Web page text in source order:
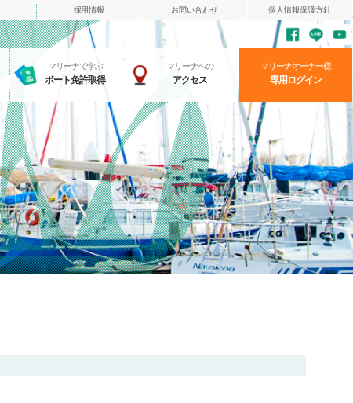
マリーナで学ぶ
ボート免許取得
マリーナへの
アクセス
マリーナオーナー様
専用ログイン
採用情報 お問い合わせ 個人情報保護方針